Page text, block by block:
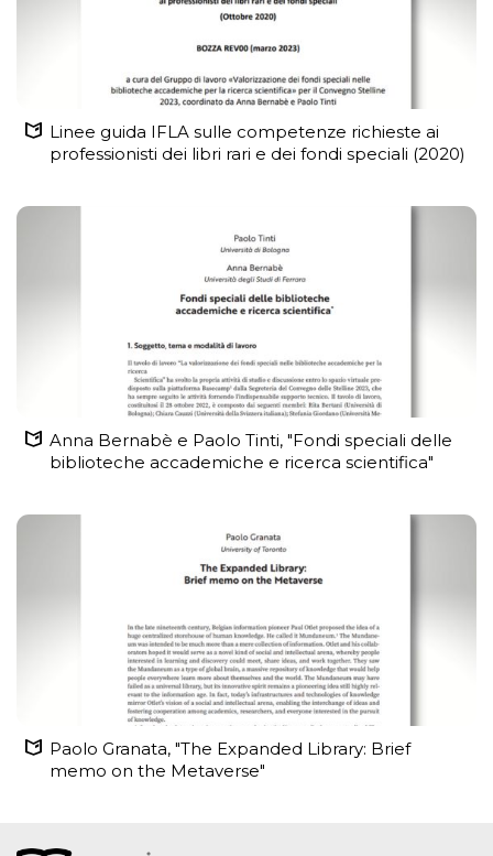
Linee guida IFLA sulle competenze richieste ai
professionisti dei libri rari e dei fondi speciali (2020)
Anna Bernabè e Paolo Tinti, "Fondi speciali delle
biblioteche accademiche e ricerca scientifica"
Paolo Granata, "The Expanded Library: Brief
memo on the Metaverse"